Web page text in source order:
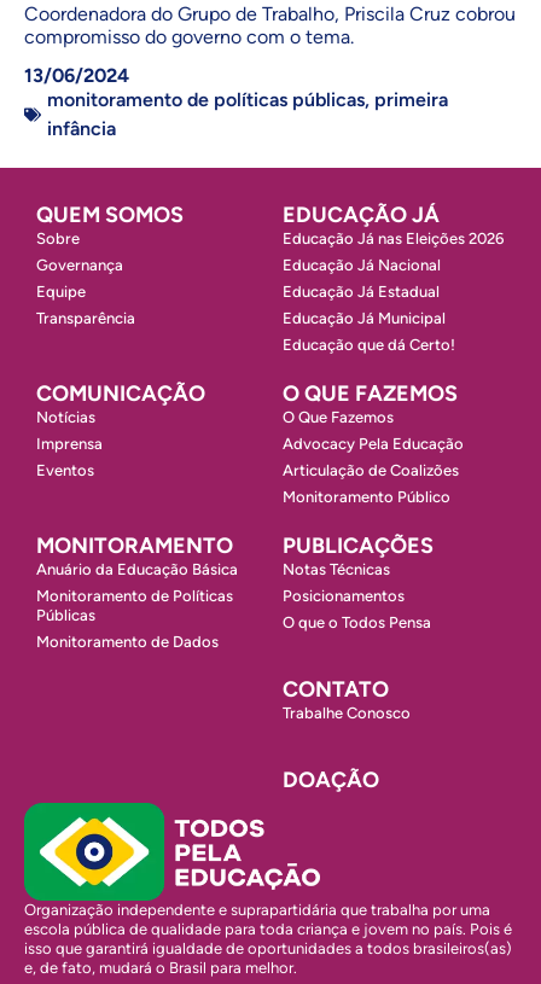
Coordenadora do Grupo de Trabalho, Priscila Cruz cobrou
compromisso do governo com o tema.
13/06/2024
monitoramento de políticas públicas, primeira
infância
QUEM SOMOS
Sobre
Governança
Equipe
Transparência
EDUCAÇÃO JÁ
Educação Já nas Eleições 2026
Educação Já Nacional
Educação Já Estadual
Educação Já Municipal
Educação que dá Certo!
COMUNICAÇÃO
Notícias
Imprensa
Eventos
O QUE FAZEMOS
O Que Fazemos
Advocacy Pela Educação
Articulação de Coalizões
Monitoramento Público
MONITORAMENTO
Anuário da Educação Básica
Monitoramento de Políticas
Públicas
Monitoramento de Dados
PUBLICAÇÕES
Notas Técnicas
Posicionamentos
O que o Todos Pensa
CONTATO
Trabalhe Conosco
DOAÇÃO
Organização independente e suprapartidária que trabalha por uma
escola pública de qualidade para toda criança e jovem no país. Pois é
isso que garantirá igualdade de oportunidades a todos brasileiros(as)
e, de fato, mudará o Brasil para melhor.